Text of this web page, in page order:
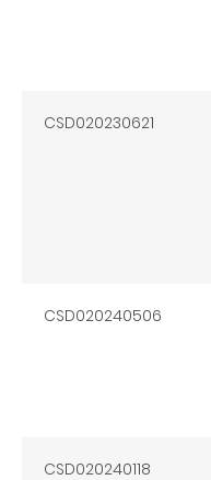
CSD020230621
CSD020240506
CSD020240118